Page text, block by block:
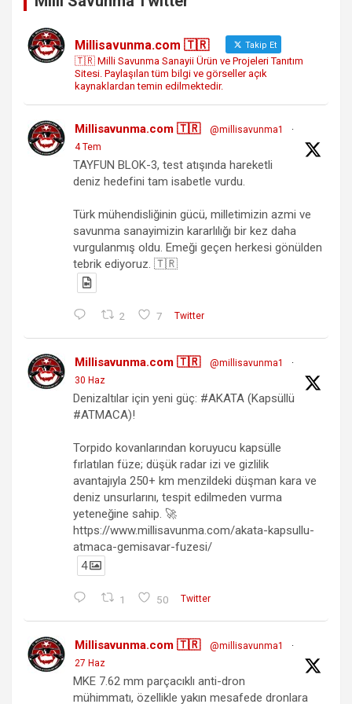
Millisavunma.com 🇹🇷 Takip Et
🇹🇷 Milli Savunma Sanayii Ürün ve Projeleri Tanıtım
Sitesi. Paylaşılan tüm bilgi ve görseller açık
kaynaklardan temin edilmektedir.
Millisavunma.com 🇹🇷 @millisavunma1
·
4 Tem
TAYFUN BLOK-3, test atışında hareketli
deniz hedefini tam isabetle vurdu.
Türk mühendisliğinin gücü, milletimizin azmi ve
savunma sanayimizin kararlılığı bir kez daha
vurgulanmış oldu. Emeği geçen herkesi gönülden
tebrik ediyoruz. 🇹🇷
2 7 Twitter
Millisavunma.com 🇹🇷 @millisavunma1
·
30 Haz
Denizaltılar için yeni güç: #AKATA (Kapsüllü
#ATMACA)!
Torpido kovanlarından koruyucu kapsülle
fırlatılan füze; düşük radar izi ve gizlilik
avantajıyla 250+ km menzildeki düşman kara ve
deniz unsurlarını, tespit edilmeden vurma
yeteneğine sahip. 🚀
https://www.millisavunma.com/akata-kapsullu-
atmaca-gemisavar-fuzesi/
4
1 50 Twitter
Millisavunma.com 🇹🇷 @millisavunma1
·
27 Haz
MKE 7.62 mm parçacıklı anti-dron
mühimmatı, özellikle yakın mesafede dronlara